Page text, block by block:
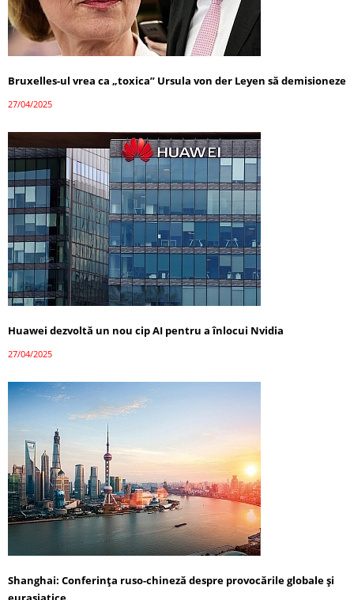
Bruxelles-ul vrea ca „toxica” Ursula von der Leyen să demisioneze
27/04/2025
Huawei dezvoltă un nou cip AI pentru a înlocui Nvidia
27/04/2025
Shanghai: Conferința ruso-chineză despre provocările globale și